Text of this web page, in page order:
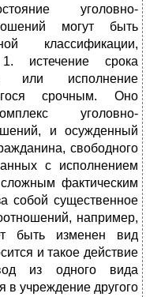
уголовно-
могут быть
классификации,
истечение срока
или исполнение
срочным. Оно
уголовно-
и осужденный
свободного
с исполнением
фактическим
собой существенное
например,
быть изменен вид
и такое действие
из одного вида
в учреждение другого